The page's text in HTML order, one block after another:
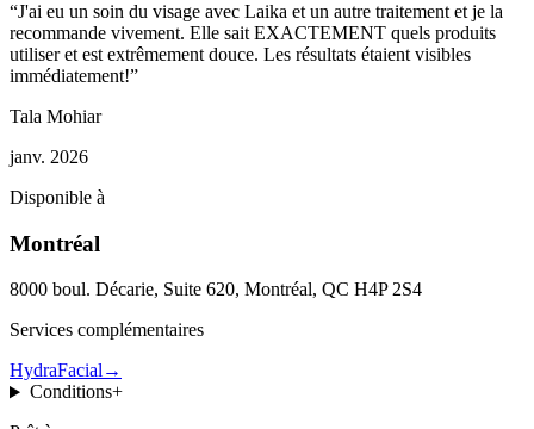
“J'ai eu un soin du visage avec Laika et un autre traitement et je la
recommande vivement. Elle sait EXACTEMENT quels produits
utiliser et est extrêmement douce. Les résultats étaient visibles
immédiatement!”
Tala Mohiar
janv. 2026
Disponible à
Montréal
8000 boul. Décarie, Suite 620, Montréal, QC H4P 2S4
Services complémentaires
HydraFacial→
Conditions+